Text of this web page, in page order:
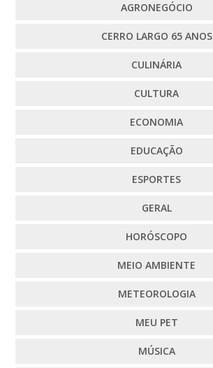
AGRONEGÓCIO
CERRO LARGO 65 ANOS
CULINÁRIA
CULTURA
ECONOMIA
EDUCAÇÃO
ESPORTES
GERAL
HORÓSCOPO
MEIO AMBIENTE
METEOROLOGIA
MEU PET
MÚSICA